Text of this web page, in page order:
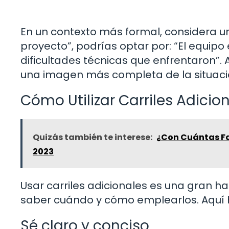
En un contexto más formal, considera
proyecto”, podrías optar por: “El
dificultades técnicas que enfrentaron”.
una imagen más completa de la
Cómo Utilizar Carriles
Quizás también te interese: ¿Con Cuántas
2023
Usar carriles adicionales es una gran
saber cuándo y cómo emplearlos.